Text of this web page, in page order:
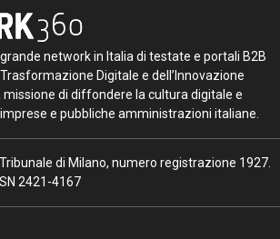
network in Italia di testate e portali B2B
Digitale e dell’Innovazione
missione di diffondere la cultura digitale e
e pubbliche amministrazioni italiane.
di Milano, numero registrazione 1927.
2421-4167